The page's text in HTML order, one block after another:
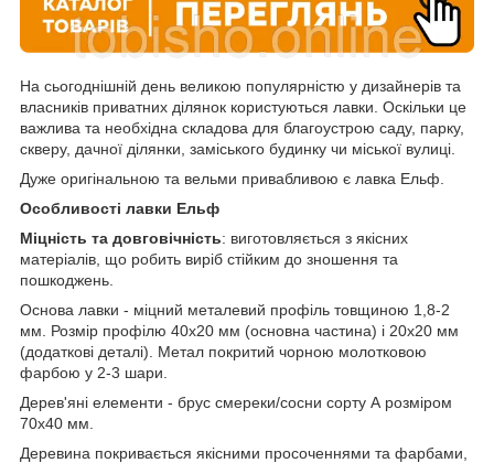
На сьогоднішній день великою популярністю у дизайнерів та
власників приватних ділянок користуються лавки. Оскільки це
важлива та необхідна складова для благоустрою саду, парку,
скверу, дачної ділянки, заміського будинку чи міської вулиці.
Дуже оригінальною та вельми привабливою є лавка Ельф.
Особливості лавки Ельф
Міцність та довговічність: виготовляється з якісних
матеріалів, що робить виріб стійким до зношення та
пошкоджень.
Основа лавки - міцний металевий профіль товщиною 1,8-2
мм. Розмір профілю 40х20 мм (основна частина) і 20х20 мм
(додаткові деталі). Метал покритий чорною молотковою
фарбою у 2-3 шари.
Дерев'яні елементи - брус смереки/сосни сорту А розміром
70х40 мм.
Деревина покривається якісними просоченнями та фарбами,